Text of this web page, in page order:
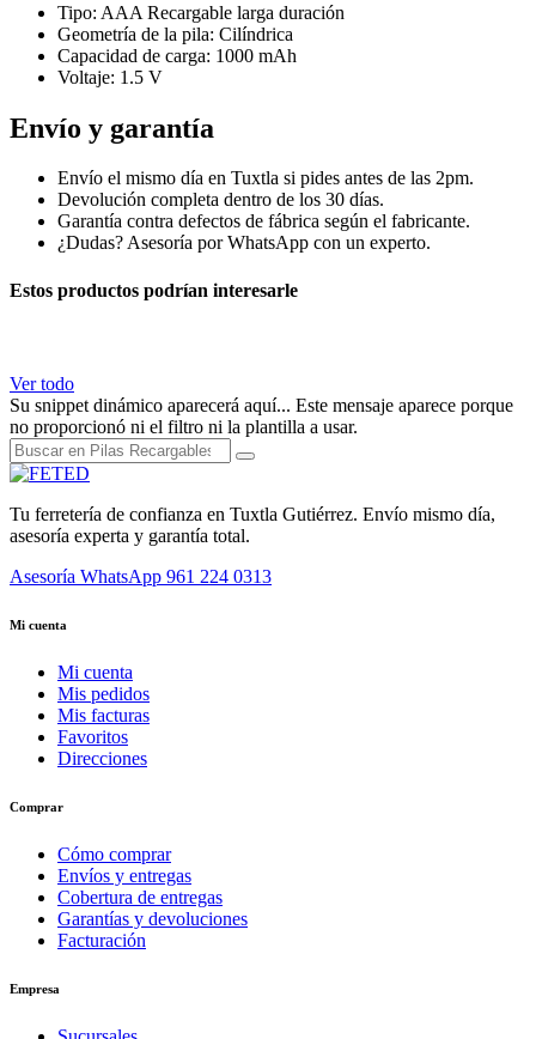
Tipo: AAA Recargable larga duración
Geometría de la pila: Cilíndrica
Capacidad de carga: 1000 mAh
Voltaje: 1.5 V
Envío y garantía
Envío el mismo día en Tuxtla si pides antes de las 2pm.
Devolución completa dentro de los 30 días.
Garantía contra defectos de fábrica según el fabricante.
¿Dudas? Asesoría por WhatsApp con un experto.
Estos productos podrían interesarle
Ver todo
Su snippet dinámico aparecerá aquí... Este mensaje aparece porque
no proporcionó ni el filtro ni la plantilla a usar.
Tu ferretería de confianza en Tuxtla Gutiérrez. Envío mismo día,
asesoría experta y garantía total.
Asesoría WhatsApp 961 224 0313
Mi cuenta
Mi cuenta
Mis pedidos
Mis facturas
Favoritos
Direcciones
Comprar
Cómo comprar
Envíos y entregas
Cobertura de entregas
Garantías y devoluciones
Facturación
Empresa